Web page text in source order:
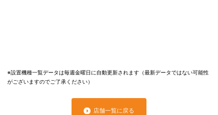
※設置機種一覧データは毎週金曜日に自動更新されます（最新データではない可能性
がございますのでご了承ください）
店舗一覧に戻る